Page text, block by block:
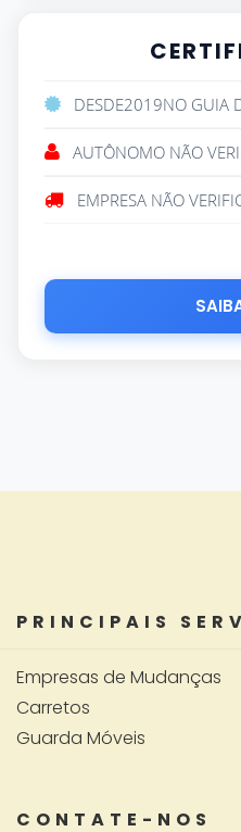
DESDE2019NO GUIA
AUTÔNOMO NÃO
EMPRESA NÃO
PRINCIPAIS
Empresas de Mudanças
Carretos
Guarda Móveis
CONTATE-NOS